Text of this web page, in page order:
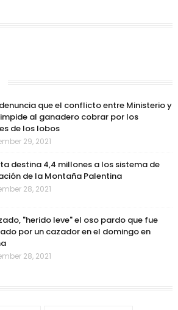
que el conflicto entre Ministerio y
al ganadero cobrar por los
de los lobos
29, 2021
destina 4,4 millones a los sistema de
de la Montaña Palentina
28, 2021
"herido leve" el oso pardo que fue
por un cazador en el domingo en
28, 2021